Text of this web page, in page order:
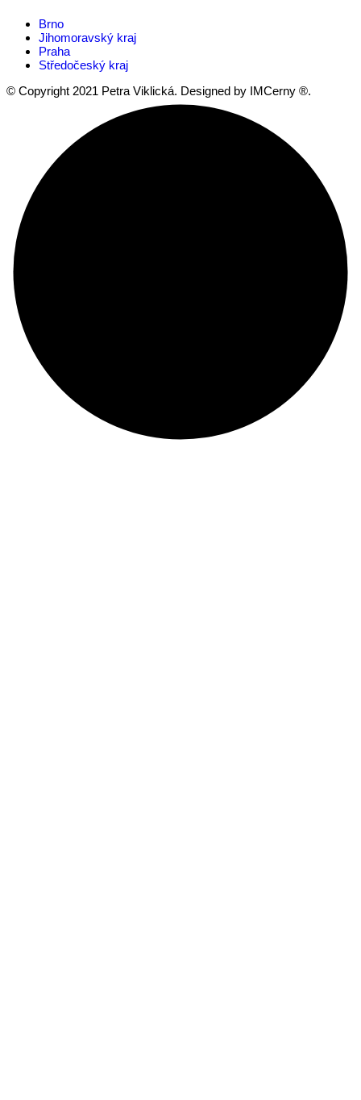
Brno
Jihomoravský kraj
Praha
Středočeský kraj
© Copyright 2021 Petra Viklická. Designed by IMCerny ®.